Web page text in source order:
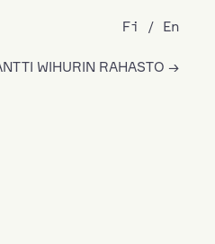
WIHURIN RAHASTO
Fi En